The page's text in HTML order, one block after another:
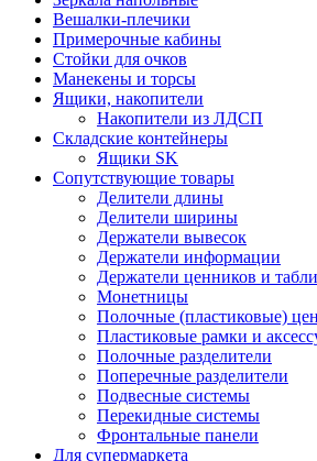
Вешалки-плечики
Примерочные кабины
Стойки для очков
Манекены и торсы
Ящики, накопители
Накопители из ЛДСП
Складские контейнеры
Ящики SK
Сопутствующие товары
Делители длины
Делители ширины
Держатели вывесок
Держатели информации
Держатели ценников и
Монетницы
Полочные (пластиковые)
Пластиковые рамки и
Полочные разделители
Поперечные разделители
Подвесные системы
Перекидные системы
Фронтальные панели
Для супермаркета